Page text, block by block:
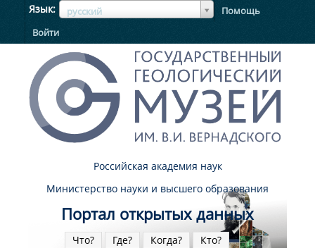
Язык русский
ЯзыкЯзык
Помощь
Войти
Российская академия наук
Министерство науки и высшего образования
Портал открытых данных
Что? Где? Когда? Кто?